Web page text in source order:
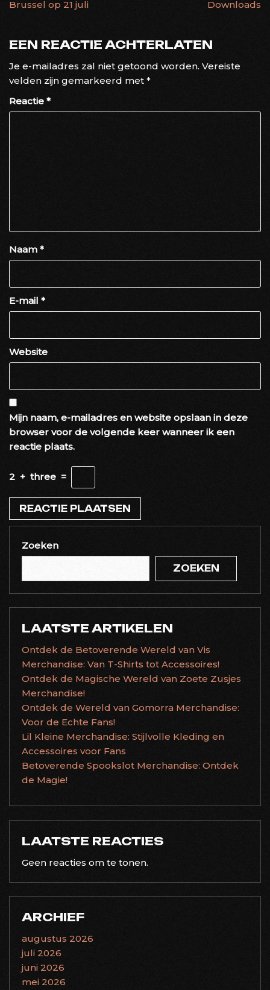
Brussel op 21 juli Downloads
EEN REACTIE ACHTERLATEN
Je e-mailadres zal niet getoond worden. Vereiste
velden zijn gemarkeerd met *
Reactie *
Naam *
E-mail *
Website
Mijn naam, e-mailadres en website opslaan in deze
browser voor de volgende keer wanneer ik een
reactie plaats.
2 + three =
Zoeken
ZOEKEN
LAATSTE ARTIKELEN
Ontdek de Betoverende Wereld van Vis
Merchandise: Van T-Shirts tot Accessoires!
Ontdek de Magische Wereld van Zoete Zusjes
Merchandise!
Ontdek de Wereld van Gomorra Merchandise:
Voor de Echte Fans!
Lil Kleine Merchandise: Stijlvolle Kleding en
Accessoires voor Fans
Betoverende Spookslot Merchandise: Ontdek
de Magie!
LAATSTE REACTIES
Geen reacties om te tonen.
ARCHIEF
augustus 2026
juli 2026
juni 2026
mei 2026